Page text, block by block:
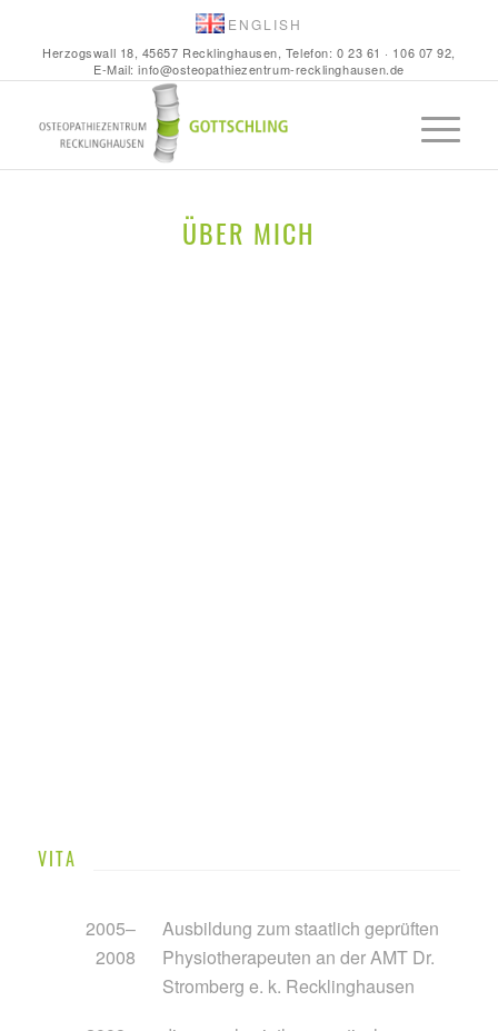
ENGLISH
Herzogswall 18, 45657 Recklinghausen, Telefon: 0 23 61 · 106 07 92
E-Mail:info@osteopathiezentrum-recklinghausen.de
ÜBER MICH
VITA
2005–
2008
Ausbildung zum staatlich geprüften
Physiotherapeuten an der AMT Dr.
Stromberg e. k. Recklinghausen